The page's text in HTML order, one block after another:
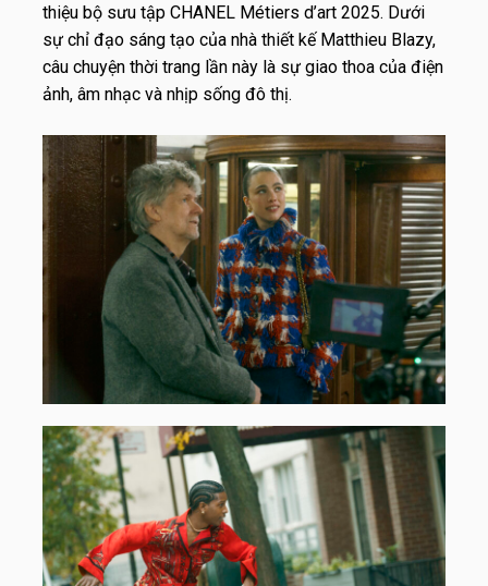
thiệu bộ sưu tập CHANEL Métiers d’art 2025. Dưới
sự chỉ đạo sáng tạo của nhà thiết kế Matthieu Blazy,
câu chuyện thời trang lần này là sự giao thoa của điện
ảnh, âm nhạc và nhịp sống đô thị.